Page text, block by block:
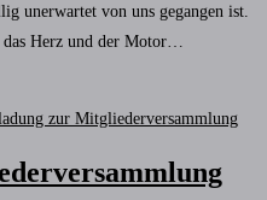
unerwartet von uns gegangen ist.
Herz und der Motor…